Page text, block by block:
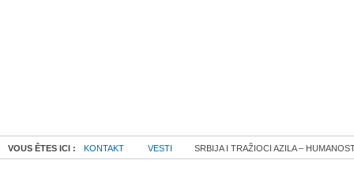
VOUS ÊTES ICI : KONTAKT VESTI SRBIJA I TRAŽIOCI AZILA –